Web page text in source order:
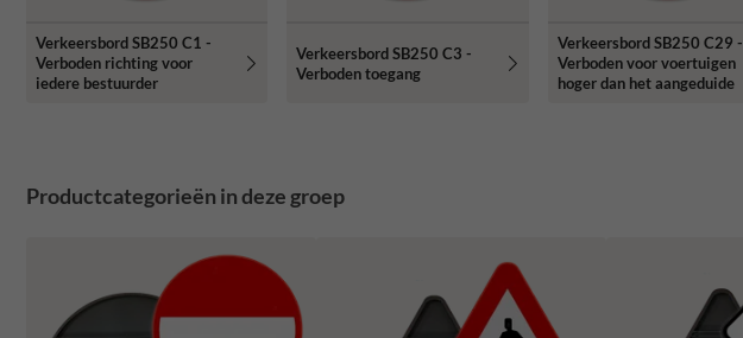
Verkeersbord SB250 C1 -
Verboden richting voor
iedere bestuurder
Verkeersbord SB250 C3 -
Verboden toegang
Verkeersbord SB250 C29 -
Verboden voor voertuigen
hoger dan het aangeduide
Productcategorieën in deze groep